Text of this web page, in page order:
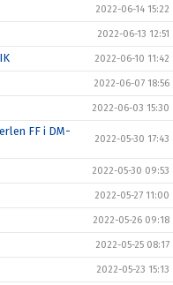
2022-06-14 15:22
2022-06-13 12:51
2022-06-10 11:42
2022-06-07 18:56
2022-06-03 15:30
FF i DM-
2022-05-30 17:43
2022-05-30 09:53
2022-05-27 11:00
2022-05-26 09:18
2022-05-25 08:17
2022-05-23 15:13